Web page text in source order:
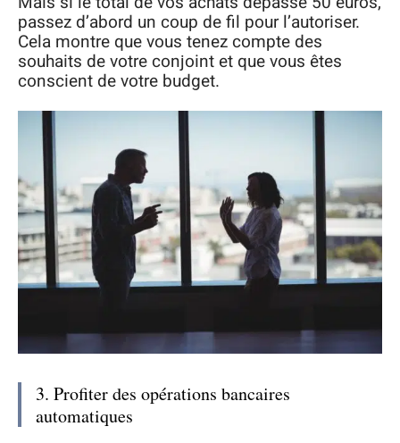
passez d’abord un coup de fil pour l’autoriser.
Cela montre que vous tenez compte des
souhaits de votre conjoint et que vous êtes
conscient de votre budget.
3. Profiter des opérations bancaires
automatiques